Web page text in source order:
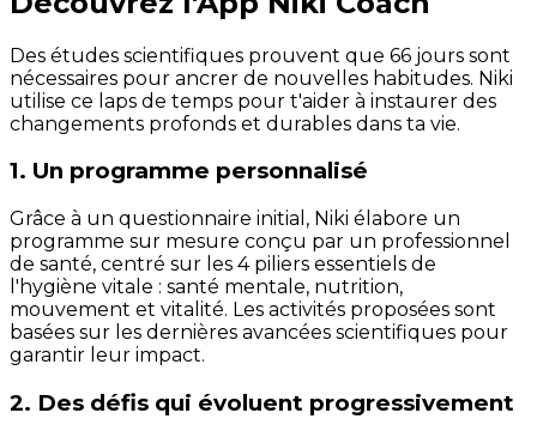
Des études scientifiques prouvent que 66 jours sont
nécessaires pour ancrer de nouvelles habitudes. Niki
utilise ce laps de temps pour t'aider à instaurer des
changements profonds et durables dans ta vie.
1. Un programme personnalisé
Grâce à un questionnaire initial, Niki élabore un
programme sur mesure conçu par un professionnel
de santé, centré sur les 4 piliers essentiels de
l'hygiène vitale : santé mentale, nutrition,
mouvement et vitalité. Les activités proposées sont
basées sur les dernières avancées scientifiques pour
garantir leur impact.
2. Des défis qui évoluent progressivement